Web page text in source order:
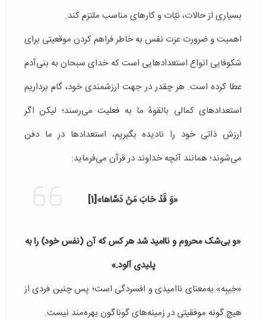
بسیاری از حالات، نیّات و کارهای مناسب ملتزم کند.
اهمیت و ضرورت عزت نفس به خاطر فراهم کردن موقعیتی برای
شکوفایی انواع استعدادهایی است که خدای سبحان به بنی‌آدم
عطا کرده است. هر چقدر در جهت ارزشمندی خود، گام برداریم
استعدادهای کمالی بالقوۀ ما به فعلیت می‌رسند؛ لیکن اگر
ارزش ذاتی خود را نادیده بگیریم، استعدادها در ما دفن
می‌شوند؛ همانند آنچه خداوند در قرآن می‌فرماید:
«وَ قَدْ خابَ مَنْ دَسَّاها»[1]
«و بى‌شک محروم و نااميد شد هر کس که آن (نفس خود) را به
پليدى آلود.»
«خِیبِه» به‌معنای ناامیدی و افسردگی است؛ پس چنین فردی از
هیچ گونه موفقیتی در زمینه‌های گوناگون بهره‌مند نیست.